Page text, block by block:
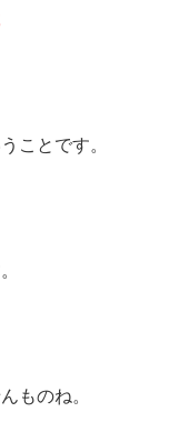
ことです。
ものね。